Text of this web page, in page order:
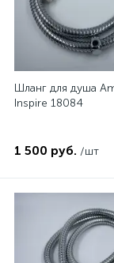
Шланг для душа
Inspire 18084
1 500 руб. /шт